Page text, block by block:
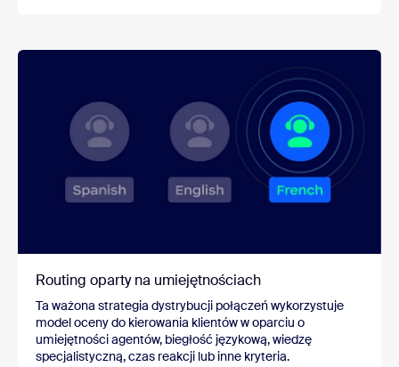
Routing oparty na umiejętnościach
Ta ważona strategia dystrybucji połączeń wykorzystuje
model oceny do kierowania klientów w oparciu o
umiejętności agentów, biegłość językową, wiedzę
specjalistyczną, czas reakcji lub inne kryteria.